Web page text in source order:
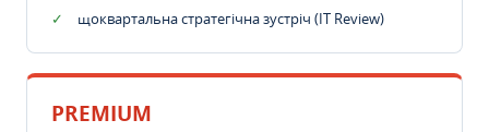
щоквартальна стратегічна зустріч (IT Review)
PREMIUM